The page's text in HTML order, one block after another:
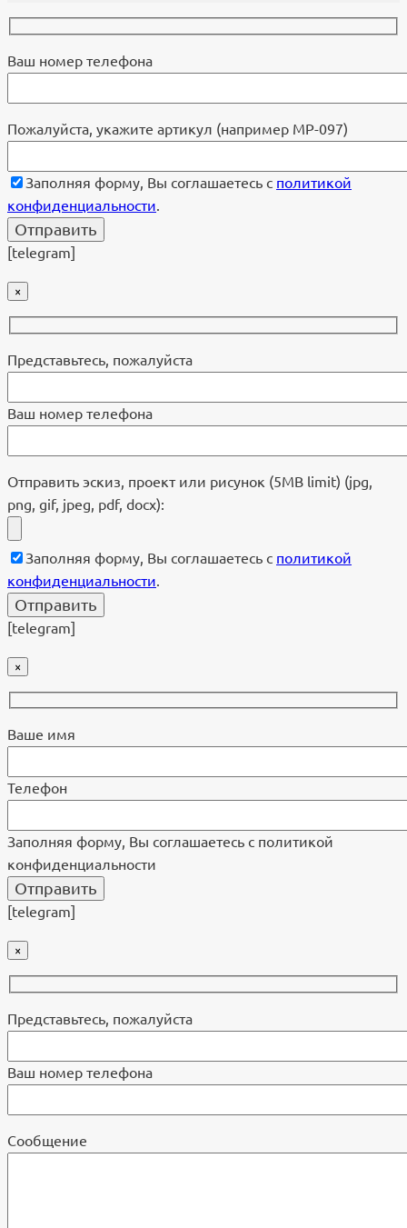
Ваш номер телефона
Пожалуйста, укажите артикул (например МР-097)
Заполняя форму, Вы соглашаетесь с политикой
конфиденциальности.
[telegram]
×
Представьтесь, пожалуйста
Ваш номер телефона
Отправить эскиз, проект или рисунок (5MB limit) (jpg,
png, gif, jpeg, pdf, docx):
Заполняя форму, Вы соглашаетесь с политикой
конфиденциальности
[telegram]
×
Ваше имя
Телефон
Заполняя форму, Вы соглашаетесь с политикой
конфиденциальности
[telegram]
×
Представьтесь, пожалуйста
Ваш номер телефона
Cообщение